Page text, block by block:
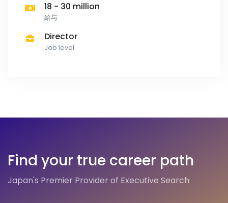
18 - 30 million
給与
Director
Job level
Find your true career path
Japan's Premier Provider of Executive Search